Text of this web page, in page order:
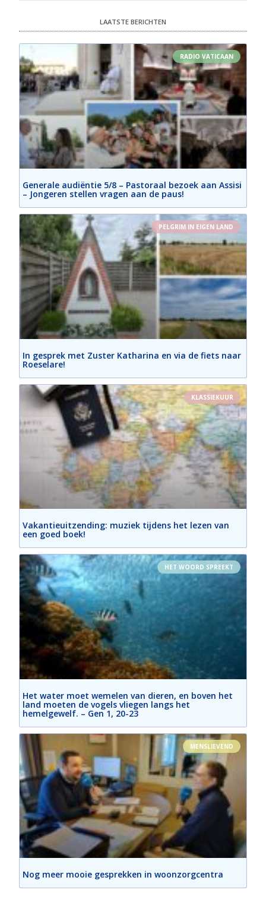
LAATSTE BERICHTEN
RADIO VATICAAN
Generale audiëntie 5/8 – Pastoraal bezoek aan Assisi
– Jongeren stellen vragen aan de paus!
PELGRIM IN EIGEN LAND
In gesprek met Zuster Katharina en via de fiets naar
Roeselare!
KLASSIEKUUR
Vakantieuitzending: muziek tijdens het lezen van
een goed boek!
HET WOORD SPREEKT
Het water moet wemelen van dieren, en boven het
land moeten de vogels vliegen langs het
hemelgewelf. – Gen 1, 20-23
MENSLIEVEND
Nog meer mooie gesprekken in woonzorgcentra